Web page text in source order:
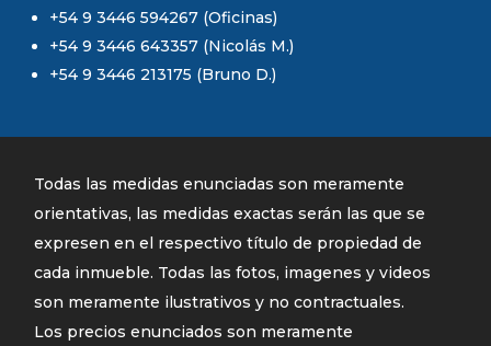
+54 9 3446 594267 (Oficinas)
+54 9 3446 643357 (Nicolás M.)
+54 9 3446 213175 (Bruno D.)
Todas las medidas enunciadas son meramente
orientativas, las medidas exactas serán las que se
expresen en el respectivo título de propiedad de
cada inmueble. Todas las fotos, imagenes y videos
son meramente ilustrativos y no contractuales.
Los precios enunciados son meramente